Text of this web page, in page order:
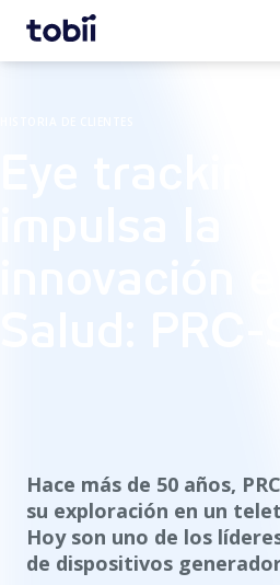
Inicio
Hace más de 50 años,
su exploración en un
Hoy son uno de los
de dispositivos